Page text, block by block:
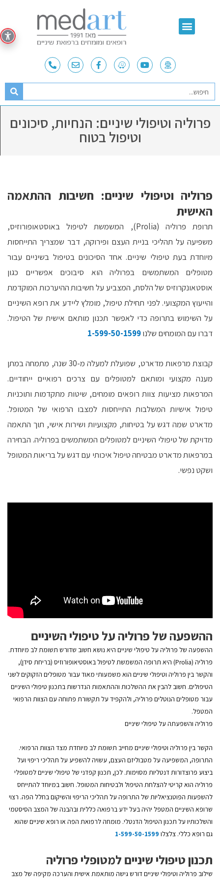
פרוליה וטיפולי שיניים: הנחיות, סיכונים
וטיפול בטוח
פרוליה וטיפולי שיניים: חשיבות ההתאמה
האישית
תרופת פרוליה (Prolia), המשמשת לטיפול באוסטאופורוזיס,
משפיעה על תהליכי בניית העצם ופירוקה, דבר שמצריך התייחסות
מיוחדת בעת טיפולי שיניים. אחד הסיכונים בטיפול בשיניים עבור
מטופלים המשתמשים בפרוליה הוא סיבוכים אפשריים כגון
אוסטאונקרוזיס של הלסת, המצביע על חשיבות ההיערכות המוקדמת
והייעוץ המקצועי. לפני תחילת טיפול, מומלץ ליידע את רופא השיניים
על השימוש בתרופה כדי לאפשר תכנון מותאם אישית של הטיפול.
דברו עם המומחים שלנו1-599-50-1599​
קבוצת מרפאות מדארט, שפועלת למעלה מ-30 שנה, מתמחה במתן
מענה מקצועי ומותאם למטופלים עם צרכים רפואיים ייחודיים.
המרפאות מציעות צוות רופאים מומחים, שיטות מתקדמות ותוכניות
טיפול אישיות המשלבות התייחסות למצבו הרפואי של המטופל.
מדארט שמה דגש על בטיחות, מקצועיות ושירות אישי, תוך התאמה
מדויקת של טיפולי השיניים למטופלים המשתמשים בפרוליה. הבחירה
במרפאות מדארט מבטיחה טיפול איכותי עם דגש על בריאות המטופל
ושקט נפשי.
ההשפעה של פרוליה על טיפולי השיניים
ההשפעה של פרוליה על טיפולי שיניים היא נושא חשוב שדורש תשומת לב מיוחדת.
פרוליה (Prolia) היא תרופה המשמשת לטיפול באוסטיאופורוזיס (בריחת סידן),
והקשר בין פרוליה וטיפולי שיניים הוא משמעותי מאוד עבור מטופלים הזקוקים לשני
הטיפולים. חשוב להבין את ההשלכות וההתאמות הנדרשות בתכנון טיפולי השיניים
עבור מטופלים הנוטלים פרוליה, ולהקפיד על תקשורת פתוחה עם הצוות הרפואי
המטפל.
פרוליה והשפעתה על טיפולי שיניים
הקשר בין פרוליה וטיפולי שיניים מחייב תשומת לב מיוחדת מצד הצוות הרפואי.
התרופה, המשפיעה על מטבוליזם העצם, עשויה להשפיע על תהליכי ריפוי ועל
ביצוע פרוצדורות דנטליות מסוימות. לכן, תכנון קפדני של טיפולי שיניים למטופלי
פרוליה הוא קריטי להצלחת הטיפול ולבטיחות המטופל. חשוב במיוחד להתייחס
להשפעות הפוטנציאליות של התרופה על תהליכי הריפוי והשיקום בחלל הפה. רצוי
שרופא השיניים המטפל יהיה בעל ידע ברפואה כללית ובהבנה של המצב הסיסטמי
והשלכותיו על תכנון הטיפול הדנטלי. מומחה לרפואת הפה או רופא שיניים שהוא
גם רופא כללי. צלצלו 1-599-50-1599​
תכנון טיפולי שיניים למטופלי פרוליה
שילוב פרוליה וטיפולי שיניים דורש גישה מותאמת אישית והערכה מקיפה של מצב